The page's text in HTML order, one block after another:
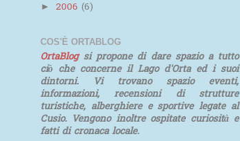
► 2006 (6)
COS'È ORTABLOG
OrtaBlog si propone di dare spazio a tutto
ciò che concerne il Lago d'Orta ed i suoi
dintorni. Vi trovano spazio eventi,
informazioni, recensioni di strutture
turistiche, alberghiere e sportive legate al
Cusio. Vengono inoltre ospitate curiosità e
fatti di cronaca locale.